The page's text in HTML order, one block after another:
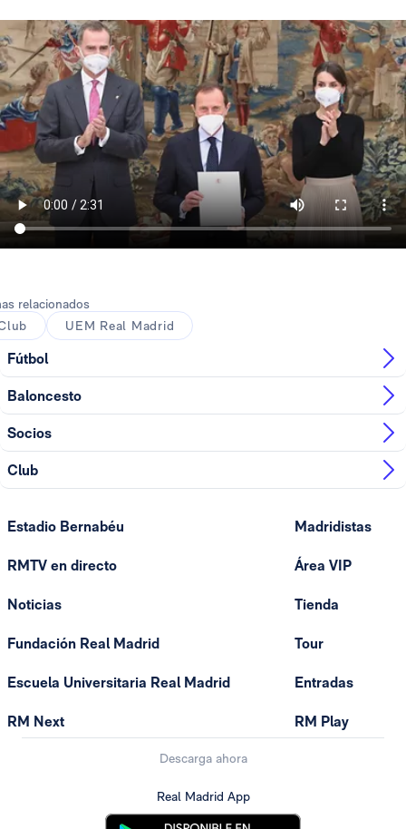
relacionados
UEM Real Madrid
Fútbol
Baloncesto
Socios
Club
Estadio Bernabéu
RMTV en directo
Noticias
Fundación Real Madrid
Escuela Universitaria Real Madrid
RM Next
Madridistas
Área VIP
Tienda
Tour
Entradas
RM Play
Descarga ahora
Real Madrid App